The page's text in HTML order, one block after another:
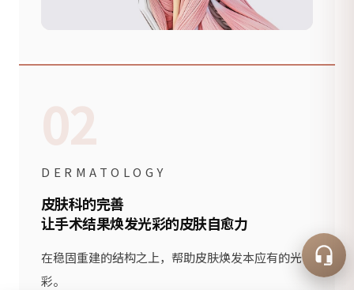
02
DERMATOLOGY
皮肤科的完善
让手术结果焕发光彩的皮肤自愈力
在稳固重建的结构之上，帮助皮肤焕发本应有的光
彩。